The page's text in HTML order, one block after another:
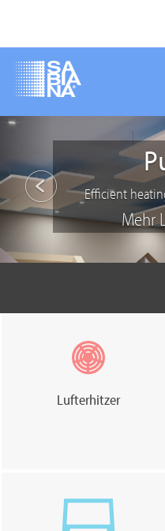
Direkt
Efficient
Mehr
Lufterhitzer